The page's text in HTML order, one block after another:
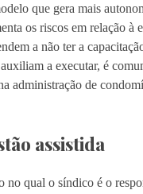
que gera mais
os riscos em relação à
a não ter a
a executar, é
administração de
assistida
no qual o síndico é o